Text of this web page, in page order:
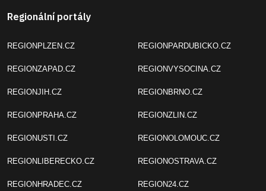
Regionální portály
REGIONPLZEN.CZ
REGIONZAPAD.CZ
REGIONJIH.CZ
REGIONPRAHA.CZ
REGIONUSTI.CZ
REGIONLIBERECKO.CZ
REGIONHRADEC.CZ
REGIONPARDUBICKO.CZ
REGIONVYSOCINA.CZ
REGIONBRNO.CZ
REGIONZLIN.CZ
REGIONOLOMOUC.CZ
REGIONOSTRAVA.CZ
REGION24.CZ